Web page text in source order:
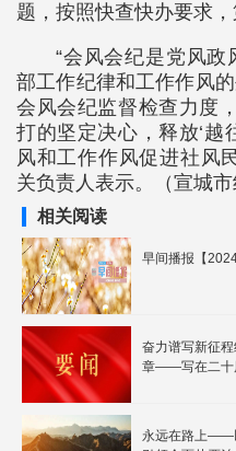
题，按照快查快办要求，
“会风会纪是党风
部工作纪律和工作作风
会风会纪监督检查力度
打的坚定决心，释放‘越
风和工作作风促进社风
关负责人表示。（宣城市
相关阅读
早间播报【
奋力谱写新征
章——写在二十
永远在路上——